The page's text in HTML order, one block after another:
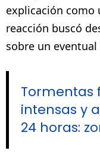
explicación como
reacción buscó
sobre un
Tormentas
intensas y
24 horas: